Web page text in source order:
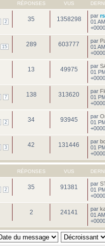
RÉPONSES VUS
2 35 1358298 par
01
15 289 603777 par
01
13 49975 par
01
7 138 313620 par
01
2 34 93945 par
01
3 42 131446 par
01
RÉPONSES VUS
2 35 91381 par
01
2 24141 par
01